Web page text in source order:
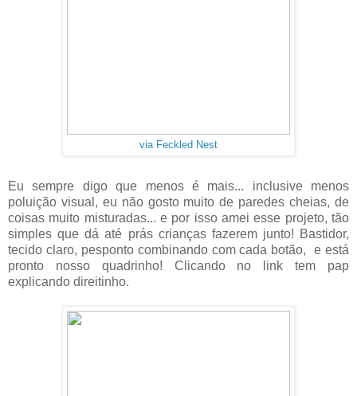
via Feckled Nest
Eu sempre digo que menos é mais... inclusive menos
poluição visual, eu não gosto muito de paredes cheias, de
coisas muito misturadas... e por isso amei esse projeto, tão
simples que dá até prás crianças fazerem junto! Bastidor,
tecido claro, pesponto combinando com cada botão, e está
pronto nosso quadrinho! Clicando no link tem pap
explicando direitinho.